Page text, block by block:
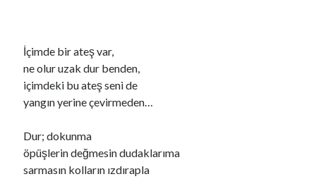
İçimde bir ateş var,
ne olur uzak dur benden,
içimdeki bu ateş seni de
yangın yerine çevirmeden…
Dur; dokunma
öpüşlerin değmesin dudaklarıma
sarmasın kolların ızdırapla